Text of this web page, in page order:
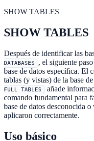
SHOW TABLES
SHOW TABLES
Después de identificar las
DATABASES
, el siguiente
base de datos específica. El
tablas (y vistas) de la base
FULL TABLES
añade
comando fundamental para
base de datos desconocida
aplicaron correctamente.
Uso básico